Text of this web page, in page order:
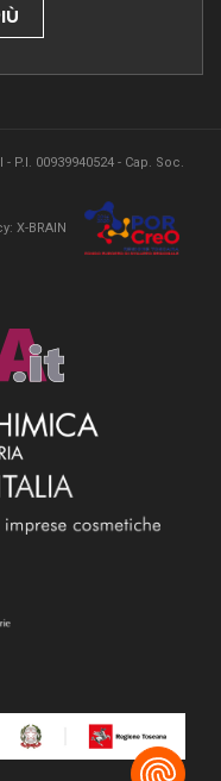
00939940524 - Cap. Soc.
X-BRAIN